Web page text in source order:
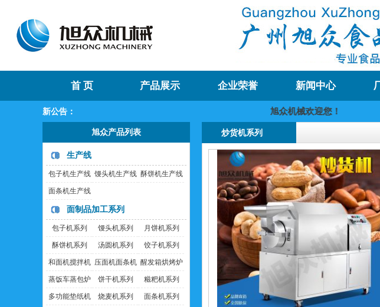
首 页 产品展示 企业荣誉 新闻中心
新公告： 旭众机械欢迎您！
旭众产品列表
生产线
包子机生产线 馒头机生产线 酥饼机生产线
面条机生产线
面制品加工系列
包子机系列 馒头机系列 月饼机系列
酥饼机系列 汤圆机系列 饺子机系列
和面机搅拌机 压面机面条机 醒发箱烘烤炉
蒸饭车蒸包炉 饼干机系列 糍粑机系列
多功能垫纸机 烧麦机系列 面条机系列
炒货机系列